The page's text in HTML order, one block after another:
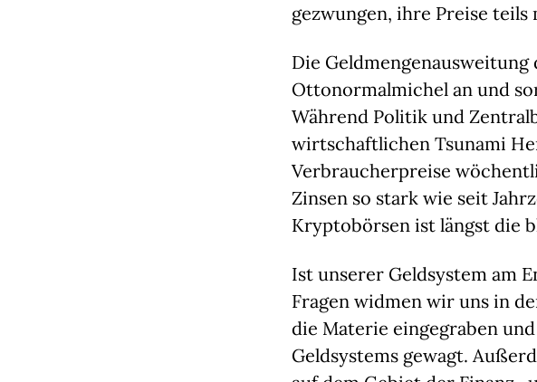
gezwungen, ihre Preise teils
Die
Ottonormalmichel an und
Während Politik und
wirtschaftlichen Tsunami
Verbraucherpreise
Zinsen so stark wie seit
Kryptobörsen ist längst die
Ist unserer Geldsystem am
Fragen widmen wir uns in
die Materie eingegraben
Geldsystems gewagt.